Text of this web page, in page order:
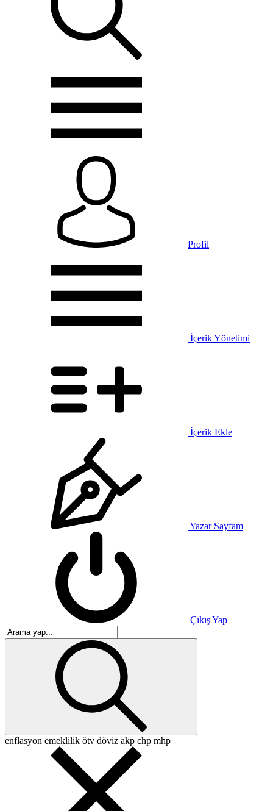
Profil
İçerik Yönetimi
İçerik Ekle
Yazar Sayfam
Çıkış Yap
enflasyon emeklilik ötv döviz akp chp mhp